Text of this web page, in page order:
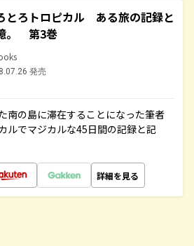
とろトロピカル ある旅の記録と
。 第3巻
発売
南の島に滞在することになった筆者
ルでマジカルな45日間の記録と記
詳細を見る